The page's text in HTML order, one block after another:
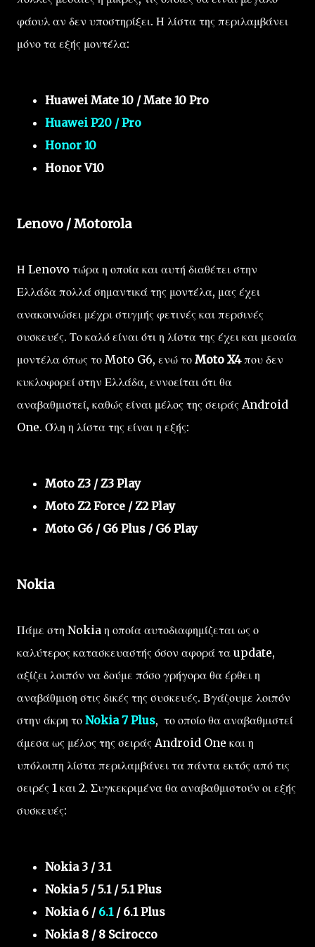
φάουλ αν δεν υποστηρίξει. Η λίστα της περιλαμβάνει
μόνο τα εξής μοντέλα:
Huawei Mate 10 / Mate 10 Pro
Huawei P20 / Pro
Honor 10
Honor V10
Lenovo / Motorola
Η Lenovo τώρα η οποία και αυτή διαθέτει στην
Ελλάδα πολλά σημαντικά της μοντέλα, μας έχει
ανακοινώσει μέχρι στιγμής φετινές και περσινές
συσκευές. Το καλό είναι ότι η λίστα της έχει και μεσαία
μοντέλα όπως το Moto G6, ενώ το Moto X4που δεν
κυκλοφορεί στην Ελλάδα, εννοείται ότι θα
αναβαθμιστεί, καθώς είναι μέλος της σειράς Android
One. Όλη η λίστα της είναι η εξής:
Moto Z3 / Z3 Play
Moto Z2 Force / Z2 Play
Moto G6 / G6 Plus / G6 Play
Nokia
Πάμε στη Nokia η οποία αυτοδιαφημίζεται ως ο
καλύτερος κατασκευαστής όσον αφορά τα update,
αξίζει λοιπόν να δούμε πόσο γρήγορα θα έρθει η
αναβάθμιση στις δικές της συσκευές. Βγάζουμε λοιπόν
στην άκρη το Nokia 7 Plus, το οποίο θα αναβαθμιστεί
άμεσα ως μέλος της σειράς Android One και η
υπόλοιπη λίστα περιλαμβάνει τα πάντα εκτός από τις
σειρές 1 και 2. Συγκεκριμένα θα αναβαθμιστούν οι εξής
συσκευές:
Nokia 3 / 3.1
Nokia 5 / 5.1 / 5.1 Plus
Nokia 6 / 6.1/ 6.1 Plus
Nokia 8 / 8 Scirocco